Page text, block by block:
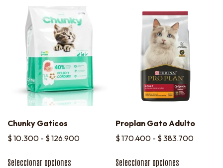
Chunky Gaticos
$ 10.300 - $ 126.900
Seleccionar opciones
Proplan Gato Adulto
$ 170.400 - $ 383.700
Seleccionar opciones